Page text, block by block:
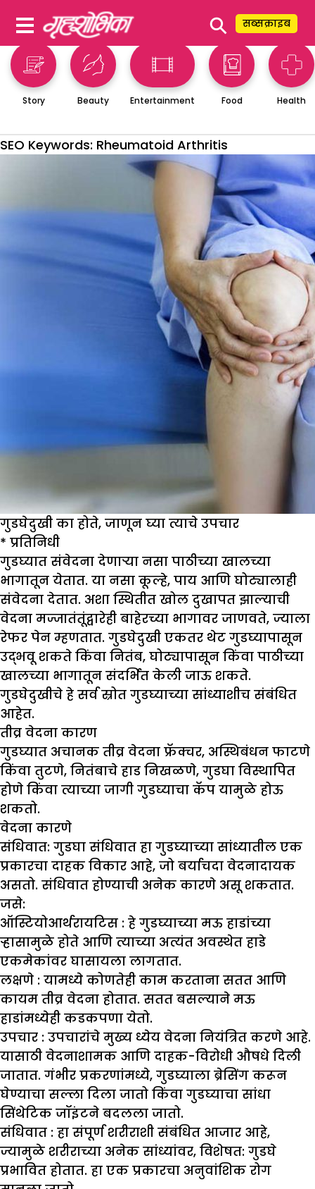
⚲ सब्सक्राइब
Story Beauty Entertainment Food Health
SEO Keywords: Rheumatoid Arthritis
गुडघेदुखी का होते, जाणून घ्या त्याचे उपचार
* प्रतिनिधी
गुडघ्यात संवेदना देणाऱ्या नसा पाठीच्या खालच्या
भागातून येतात. या नसा कूल्हे, पाय आणि घोट्यालाही
संवेदना देतात. अशा स्थितीत खोल दुखापत झाल्याची
वेदना मज्जातंतूंद्वारेही बाहेरच्या भागावर जाणवते, ज्याला
रेफर पेन म्हणतात. गुडघेदुखी एकतर थेट गुडघ्यापासून
उद्भवू शकते किंवा नितंब, घोट्यापासून किंवा पाठीच्या
खालच्या भागातून संदर्भित केली जाऊ शकते.
गुडघेदुखीचे हे सर्व स्रोत गुडघ्याच्या सांध्याशीच संबंधित
आहेत.
तीव्र वेदना कारण
गुडघ्यात अचानक तीव्र वेदना फ्रॅक्चर, अस्थिबंधन फाटणे
किंवा तुटणे, नितंबाचे हाड निखळणे, गुडघा विस्थापित
होणे किंवा त्याच्या जागी गुडघ्याचा कॅप यामुळे होऊ
शकतो.
वेदना कारणे
संधिवात: गुडघा संधिवात हा गुडघ्याच्या सांध्यातील एक
प्रकारचा दाहक विकार आहे, जो बर्याचदा वेदनादायक
असतो. संधिवात होण्याची अनेक कारणे असू शकतात.
जसे:
ऑस्टियोआर्थरायटिस : हे गुडघ्याच्या मऊ हाडांच्या
ऱ्हासामुळे होते आणि त्याच्या अत्यंत अवस्थेत हाडे
एकमेकांवर घासायला लागतात.
लक्षणे : यामध्ये कोणतेही काम करताना सतत आणि
कायम तीव्र वेदना होतात. सतत बसल्याने मऊ
हाडांमध्येही कडकपणा येतो.
उपचार : उपचारांचे मुख्य ध्येय वेदना नियंत्रित करणे आहे.
यासाठी वेदनाशामक आणि दाहक-विरोधी औषधे दिली
जातात. गंभीर प्रकरणांमध्ये, गुडघ्याला ब्रेसिंग करून
घेण्याचा सल्ला दिला जातो किंवा गुडघ्याचा सांधा
सिंथेटिक जॉइंटने बदलला जातो.
संधिवात : हा संपूर्ण शरीराशी संबंधित आजार आहे,
ज्यामुळे शरीराच्या अनेक सांध्यांवर, विशेषत: गुडघे
प्रभावित होतात. हा एक प्रकारचा अनुवांशिक रोग